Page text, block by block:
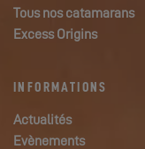
Tous nos catamarans
Excess Origins
INFORMATIONS
Actualités
Evènements